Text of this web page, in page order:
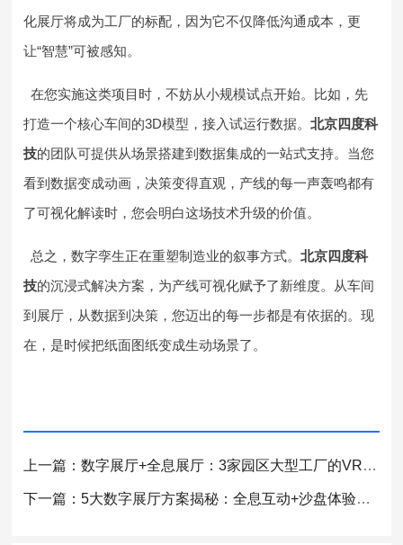
化展厅将成为工厂的标配，因为它不仅降低沟通成本，更
让“智慧”可被感知。
在您实施这类项目时，不妨从小规模试点开始。比如，先
打造一个核心车间的3D模型，接入试运行数据。北京四度科
技的团队可提供从场景搭建到数据集成的一站式支持。当您
看到数据变成动画，决策变得直观，产线的每一声轰鸣都有
了可视化解读时，您会明白这场技术升级的价值。
总之，数字孪生正在重塑制造业的叙事方式。 北京四度科
技的沉浸式解决方案，为产线可视化赋予了新维度。从车间
到展厅，从数据到决策，您迈出的每一步都是有依据的。现
在，是时候把纸面图纸变成生动场景了。
上一篇：数字展厅+全息展厅：3家园区大型工厂的VR电子沙盘对比评测
下一篇：5大数字展厅方案揭秘：全息互动+沙盘体验全攻略